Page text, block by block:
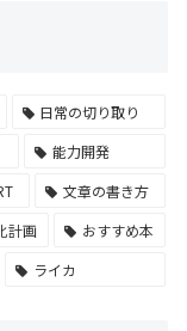
日常の切り取り
能力開発
文章の書き方
計画
おすすめ本
ライカ